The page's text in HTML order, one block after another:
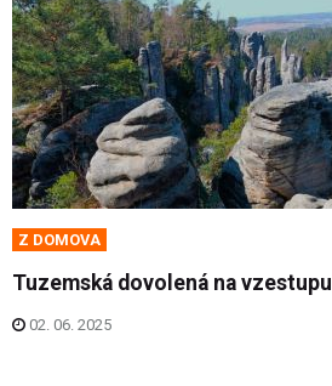
Z DOMOVA
Tuzemská dovolená na vzestupu
02. 06. 2025